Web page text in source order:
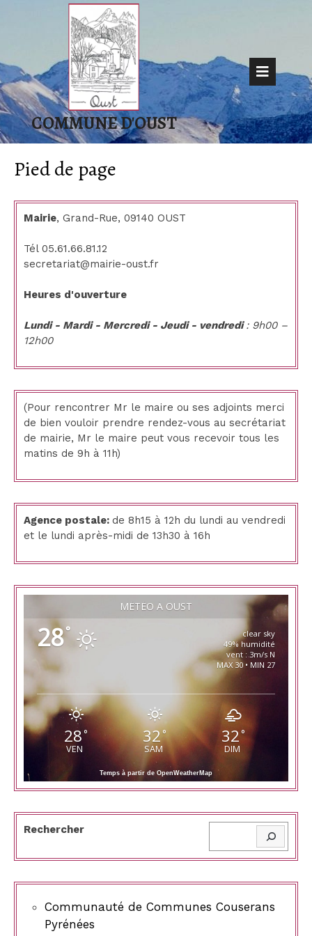
COMMUNE D'OUST
Pied de page
Mairie, Grand-Rue, 09140 OUST
Tél 05.61.66.81.12
secretariat@mairie-oust.fr
Heures d'ouverture
Lundi - Mardi - Mercredi - Jeudi - vendredi: 9h00 –
12h00
(Pour rencontrer Mr le maire ou ses adjoints merci
de bien vouloir prendre rendez-vous au secrétariat
de mairie, Mr le maire peut vous recevoir tous les
matins de 9h à 11h)
Agence postale: de 8h15 à 12h du lundi au vendredi
et le lundi après-midi de 13h30 à 16h
MÉTÉO À OUST
28°
clear sky
49% humidité
vent : 3m/s N
MAX 30 • MIN 27
28°
VEN
32°
SAM
32°
DIM
Temps à partir de OpenWeatherMap
Rechercher
Communauté de Communes Couserans
Pyrénées